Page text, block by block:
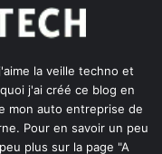
la veille techno et
j'ai créé ce blog en
mon auto entreprise de
. Pour en savoir un peu
plus sur la page "A